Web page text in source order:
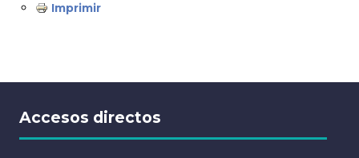
Imprimir
Accesos directos